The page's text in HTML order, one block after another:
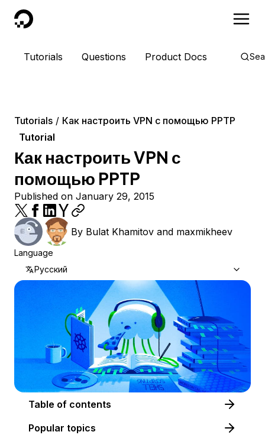
DigitalOcean
Tutorials Questions Product Docs
Tutorials
Как настроить VPN с помощью PPTP
Tutorial
Как настроить VPN с
помощью PPTP
Published on January 29, 2015
By Bulat Khamitov and maxmikheev
Language
Русский
Table of contents
Popular topics